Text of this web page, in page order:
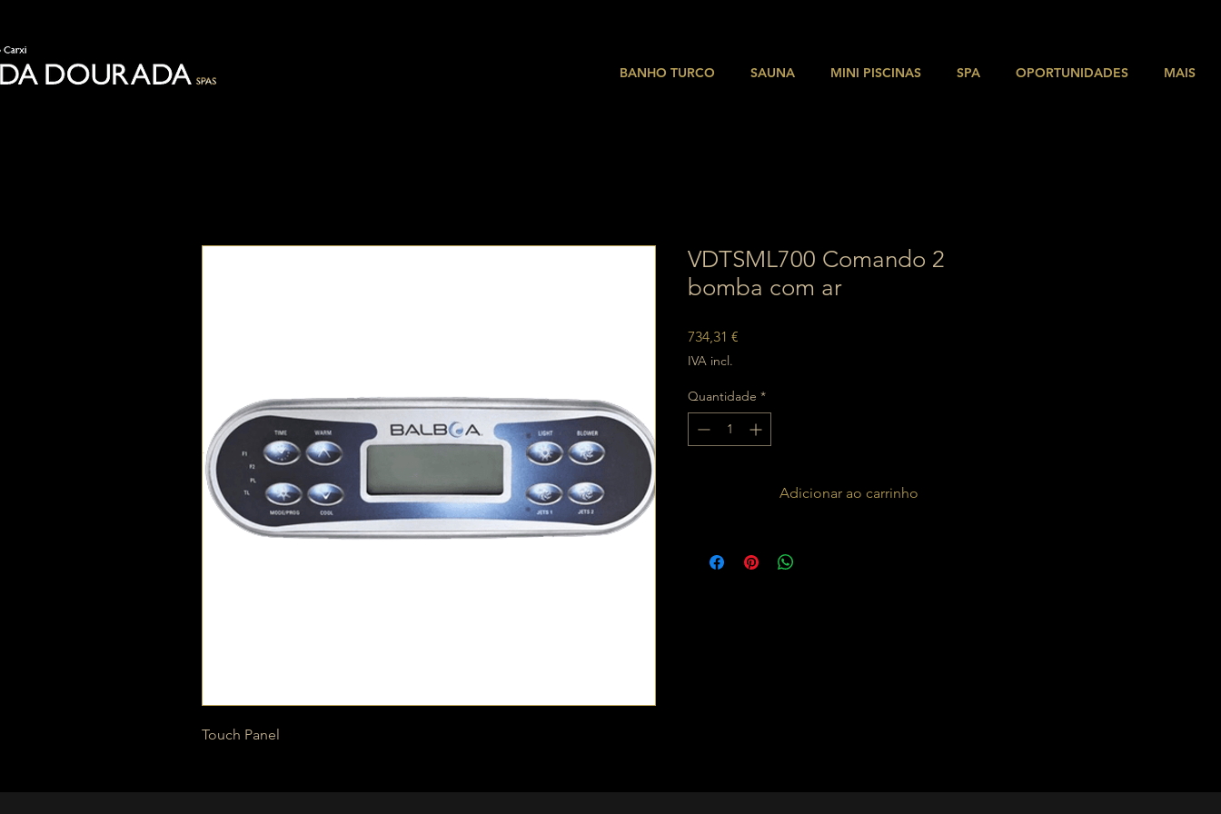
BANHO TURCO SAUNA MINI PISCINAS SPA OPORTUNIDADES MAIS
Touch Panel
VDTSML700 Comando 2
bomba com ar
734,31 €
IVA incl.
Quantidade *
Adicionar ao carrinho